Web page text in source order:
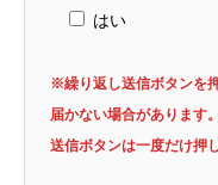
はい
※繰り返し送信ボタンを
届かない場合があります。
送信ボタンは一度だけ押